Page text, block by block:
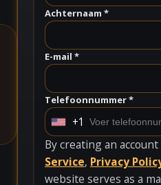
Achternaam *
E-mail *
Telefoonnummer *
U
n
i
t
+1
By creating an
Service, Privacy
website serves as a